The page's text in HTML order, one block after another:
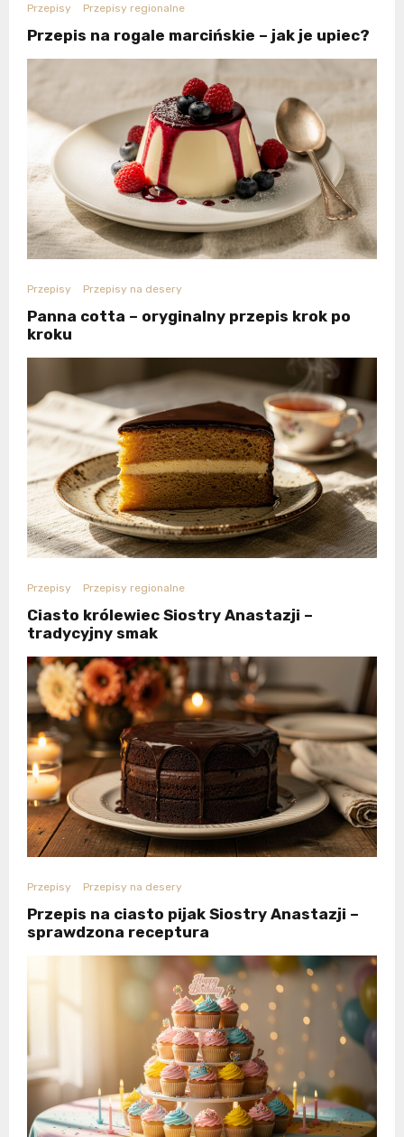
Przepisy Przepisy regionalne
Przepis na rogale marcińskie – jak je upiec?
Przepisy Przepisy na desery
Panna cotta – oryginalny przepis krok po
kroku
Przepisy Przepisy regionalne
Ciasto królewiec Siostry Anastazji –
tradycyjny smak
Przepisy Przepisy na desery
Przepis na ciasto pijak Siostry Anastazji –
sprawdzona receptura